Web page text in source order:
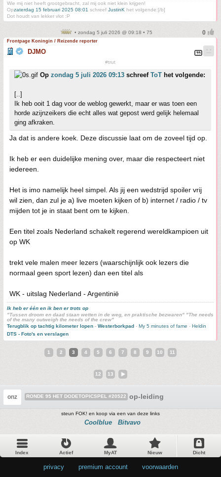
Wie mij niet heeft grootgebracht, zal mij ook niet klein krijgen!
Opzaterdag 15 februari 2025 08:01 schreef JustinK het volgende:[/b]
Dot houdt van lekker vlot :P
• zondag 5 juli 2026 @ 09:18 • 75
Frontpage Koningin / Reizende reporter
DJMO
#trut
Op zondag 5 juli 2026 09:13 schreef ToT het volgende:
[..]
Ik heb ooit 1 dag voor de weblog gewerkt, maar er was toen een
horde azijnzeikers die echt alles wat gepost werd gelijk helemaal
ging afkraken.
Ja dat is andere koek. Deze discussie laat om de zoveel tijd op.
Ik heb er een duidelijke mening over, maar die respecteert niet
iedereen.
Het is imo namelijk heel simpel. Als jij een wedstrijd spoiler vrij
wil zien, dan zul je a) live moeten kijken of b) internet / radio / tv
mijden tot je in staat bent om te kijken.
Een titel zoals Nederland schakelt regerend wereldkampioen uit
op WK
trekt vele malen meer lezers (waarschijnlijk ook lezers die
normaal geen sport lezen) dan een titel als
WK - uitslag Nederland - Argentinië
Ik heb er één en ik ben er trots op
"Tussen droom en daad staan wetten in de weg, en praktische bezwaren" "The needs
of the many outweigh the needs of the crew"
Terugblik op tachtig kilometer lopen - Westerborkpad - My 5 minutes of fame - Heldin
DTS - Foto's en verslagen
1 2 3 4 5 6 7 8 9 10 11
12 13
onz RONDE 95 HET DODETOPICSPEL #20522 op-leiding
steun FOK! en koop via een van deze links
Coolblue Bitvavo
Index Actief MyAT Nieuw Dicht
privacy premium account voorwaarden